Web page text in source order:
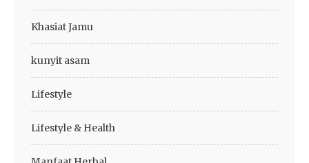
Khasiat Jamu
kunyit asam
Lifestyle
Lifestyle & Health